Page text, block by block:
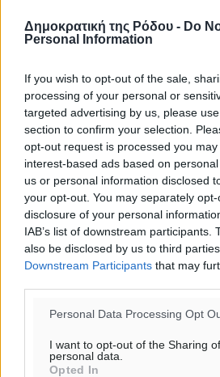
Δημοκρατική της Ρόδου - Do
Personal Information
If you wish to opt-out of the sale,
processing of your personal or
targeted advertising by us, please
section to confirm your selection.
opt-out request is processed you
interest-based ads based on
us or personal information disclosed
your opt-out. You may separately
disclosure of your personal
IAB’s list of downstream participants.
also be disclosed by us to third
Downstream Participants that may
Personal Data Processing Opt
I want to opt-out of the Sharing
personal data.
Opted In
Ροή
Τουρνάς για φωτιές: «Κανένα
εφησυχασμού» – Σε πλήρη
Ειδήσεις• πριν 40 λεπτά